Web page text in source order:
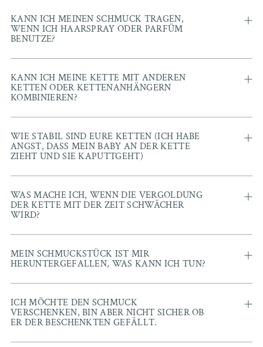
KANN ICH MEINEN SCHMUCK TRAGEN,
WENN ICH HAARSPRAY ODER PARFÜM
BENUTZE?
KANN ICH MEINE KETTE MIT ANDEREN
KETTEN ODER KETTENANHÄNGERN
KOMBINIEREN?
WIE STABIL SIND EURE KETTEN (ICH HABE
ANGST, DASS MEIN BABY AN DER KETTE
ZIEHT UND SIE KAPUTTGEHT)
WAS MACHE ICH, WENN DIE VERGOLDUNG
DER KETTE MIT DER ZEIT SCHWÄCHER
WIRD?
MEIN SCHMUCKSTÜCK IST MIR
HERUNTERGEFALLEN, WAS KANN ICH TUN?
ICH MÖCHTE DEN SCHMUCK
VERSCHENKEN, BIN ABER NICHT SICHER OB
ER DER BESCHENKTEN GEFÄLLT.